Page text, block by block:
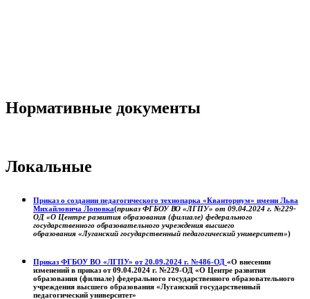
Нормативные документы
Локальные
Приказ о создании педагогического технопарка «Кванториум» имени Льва
Михайловича Лоповка(приказ ФГБОУ ВО «ЛГПУ» от 09.04.2024 г. №229-
ОД «О Центре развития образования (филиале) федерального
государственного образовательного учреждения высшего
образования «Луганский государственный педагогический университет»)
Приказ ФГБОУ ВО «ЛГПУ» от 20.09.2024 г. №486-ОД «О внесении
изменений в приказ от 09.04.2024 г. №229-ОД «О Центре развития
образования (филиале) федерального государственного образовательного
учреждения высшего образования «Луганский государственный
педагогический университет»